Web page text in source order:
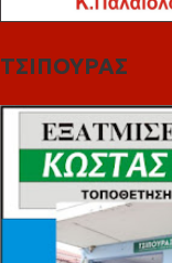
ΤΣΙΠΟΥΡΑΣ